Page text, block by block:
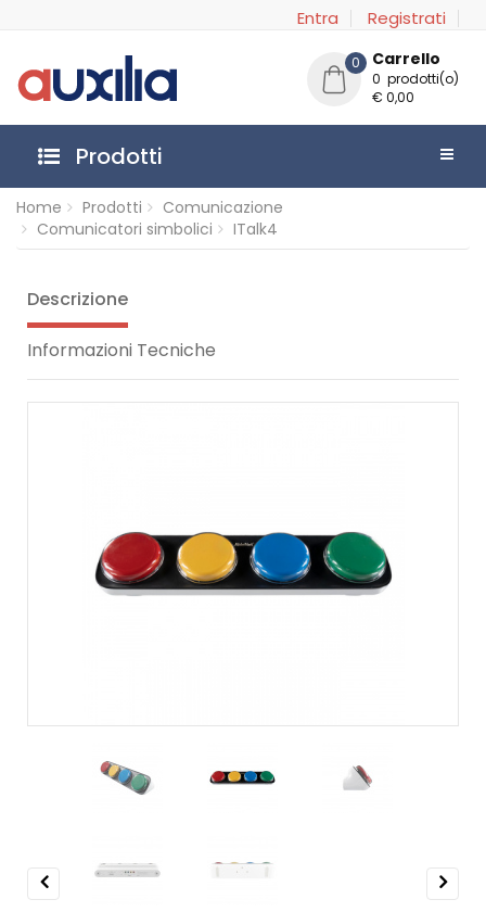
Entra Registrati
0 Carrello
0 prodotti(o)
€ 0,00
Prodotti
Home Prodotti
Comunicazione
Comunicatori simbolici
ITalk4
Descrizione
Informazioni Tecniche